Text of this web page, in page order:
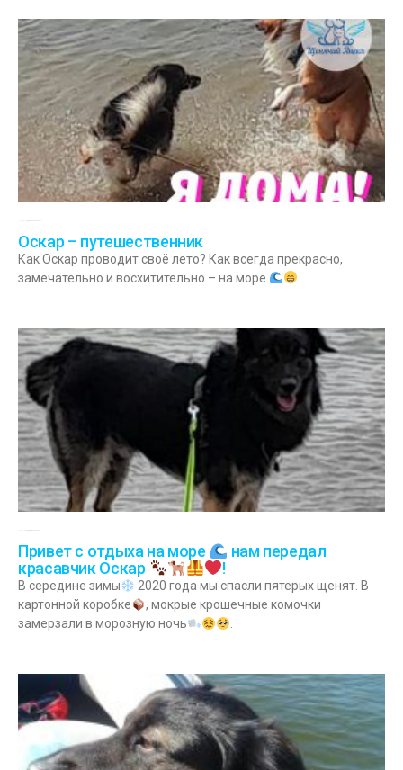
Оскар – путешественник
Как Оскар проводит своё лето? Как всегда прекрасно,
замечательно и восхитительно – на море
Привет с отдыха на море
нам передал
красавчик Оскар
!
В середине зимы
2020 года мы спасли пятерых щенят. В
картонной коробке
, мокрые крошечные комочки
замерзали в морозную ночь
.